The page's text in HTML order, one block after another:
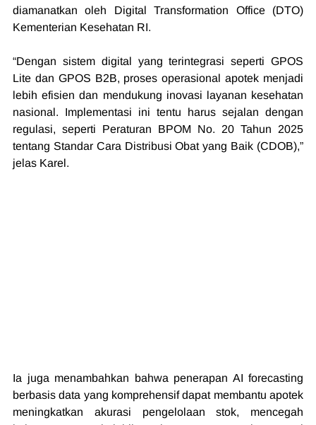
diamanatkan oleh Digital Transformation Office (DTO)
Kementerian Kesehatan RI.
“Dengan sistem digital yang terintegrasi seperti GPOS
Lite dan GPOS B2B, proses operasional apotek menjadi
lebih efisien dan mendukung inovasi layanan kesehatan
nasional. Implementasi ini tentu harus sejalan dengan
regulasi, seperti Peraturan BPOM No. 20 Tahun 2025
tentang Standar Cara Distribusi Obat yang Baik (CDOB),”
jelas Karel.
Ia juga menambahkan bahwa penerapan AI forecasting
berbasis data yang komprehensif dapat membantu apotek
meningkatkan akurasi pengelolaan stok, mencegah